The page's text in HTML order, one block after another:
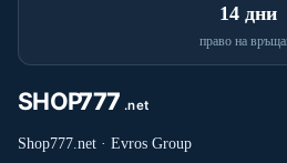
14 дни
право на
Shop777.net · Evros Group